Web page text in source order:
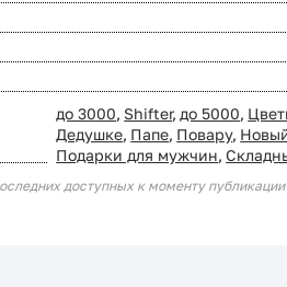
до 3000, Shifter, до 5000,
Дедушке, Папе, Повару,
Подарки для мужчин,
доступных к моменту